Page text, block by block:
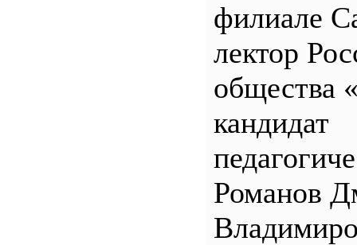
филиале
лектор
общества
кандидат
Романов